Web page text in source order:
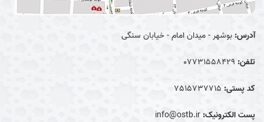
آدرس: بوشهر - میدان امام - خیابان سنگی
تلفن: 07731558429
کد پستی: 7515737715
پست الکترونیک: info@ostb.ir